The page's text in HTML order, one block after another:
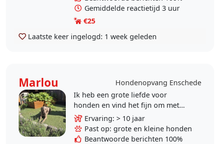
Gemiddelde reactietijd 3 uur
€25
Laatste keer ingelogd: 1 week geleden
Marlou
Hondenopvang Enschede
Ik heb een grote liefde voor
honden en vind het fijn om met
dieren te werken. Honden geven
mij energie en ik vind het
belangrijk dat zij tijdens de..
Ervaring: > 10 jaar
Past op: grote en kleine honden
Beantwoorde berichten 100%